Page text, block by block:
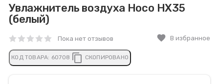
Увлажнитель воздуха Hoco HX35
(белый)
Пока нет отзывов favorite В избранное
КОД ТОВАРА: 60708 content_copy СКОПИРОВАНО